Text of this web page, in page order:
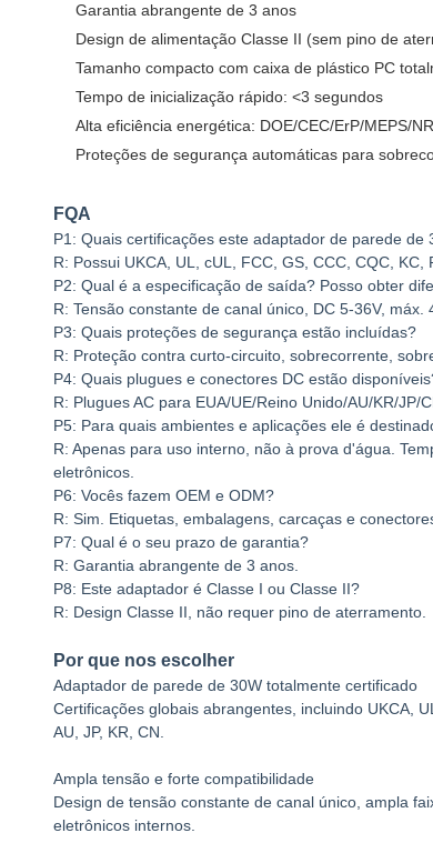
Garantia abrangente de 3 anos
Design de alimentação Classe II (sem pino de
Tamanho compacto com caixa de plástico PC
Tempo de inicialização rápido: <3 segundos
Alta eficiência energética: DOE/CEC/ErP/MEPS/
Proteções de segurança automáticas para
FQA
P1: Quais certificações este adaptador de parede de
R: Possui UKCA, UL, cUL, FCC, GS, CCC, CQC,
P2: Qual é a especificação de saída? Posso obter
R: Tensão constante de canal único, DC 5-36V,
P3: Quais proteções de segurança estão incluídas?
R: Proteção contra curto-circuito, sobrecorrente,
P4: Quais plugues e conectores DC estão
R: Plugues AC para EUA/UE/Reino Unido/AU/KR/
P5: Para quais ambientes e aplicações ele é
R: Apenas para uso interno, não à prova d'água.
eletrônicos.
P6: Vocês fazem OEM e ODM?
R: Sim. Etiquetas, embalagens, carcaças e
P7: Qual é o seu prazo de garantia?
R: Garantia abrangente de 3 anos.
P8: Este adaptador é Classe I ou Classe II?
R: Design Classe II, não requer pino de aterramento.
Por que nos escolher
Adaptador de parede de 30W totalmente certificado
Certificações globais abrangentes, incluindo UKCA,
AU, JP, KR, CN.
Ampla tensão e forte compatibilidade
Design de tensão constante de canal único, ampla
eletrônicos internos.